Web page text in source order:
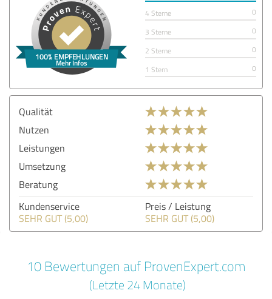
4 Sterne
0
3 Sterne
0
2 Sterne
0
1 Stern
0
Qualität
Nutzen
Leistungen
Umsetzung
Beratung
Kundenservice
SEHR GUT (5,00)
Preis / Leistung
SEHR GUT (5,00)
10 Bewertungen auf ProvenExpert.com
(Letzte 24 Monate)